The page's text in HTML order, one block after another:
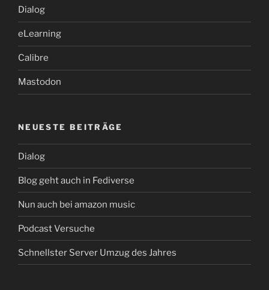
Dialog
eLearning
Calibre
Mastodon
NEUESTE BEITRÄGE
Dialog
Blog geht auch in Fediverse
Nun auch bei amazon music
Podcast Versuche
Schnellster Server Umzug des Jahres